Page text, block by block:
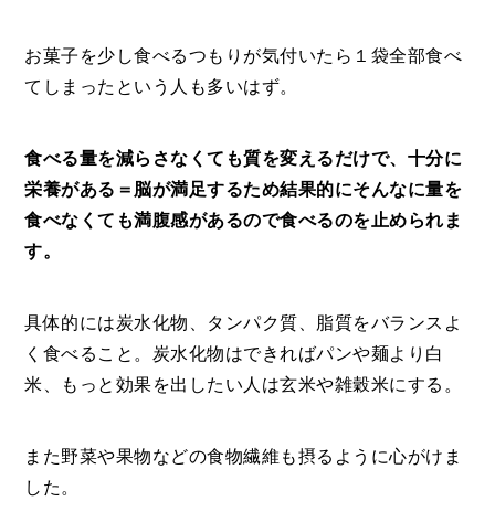
お菓子を少し食べるつもりが気付いたら１袋全部食べ
てしまったという人も多いはず。
食べる量を減らさなくても質を変えるだけで、十分に
栄養がある＝脳が満足するため結果的にそんなに量を
食べなくても満腹感があるので食べるのを止められま
す。
具体的には炭水化物、タンパク質、脂質をバランスよ
く食べること。炭水化物はできればパンや麺より白
米、もっと効果を出したい人は玄米や雑穀米にする。
また野菜や果物などの食物繊維も摂るように心がけま
した。